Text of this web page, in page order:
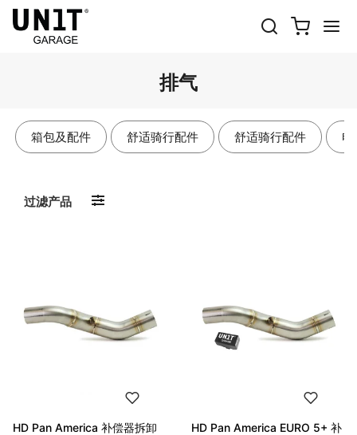
排气
箱包及配件 舒适骑行配件 舒适骑行配件 电
过滤产品
HD Pan America 补偿器拆卸
HD Pan America EURO 5+ 补